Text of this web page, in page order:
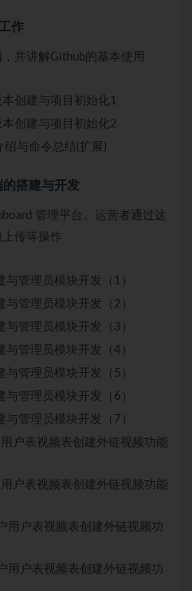
作
并讲解Github的基本使用
创建与项目初始化1
创建与项目初始化2
与命令总结(扩展)
的搭建与开发
管理平台。运营者通过这
传等操作
与管理员模块开发（1）
与管理员模块开发（2）
与管理员模块开发（3）
与管理员模块开发（4）
与管理员模块开发（5）
与管理员模块开发（6）
与管理员模块开发（7）
户表视频表创建外链视频功能
户表视频表创建外链视频功能
用户表视频表创建外链视频功
用户表视频表创建外链视频功